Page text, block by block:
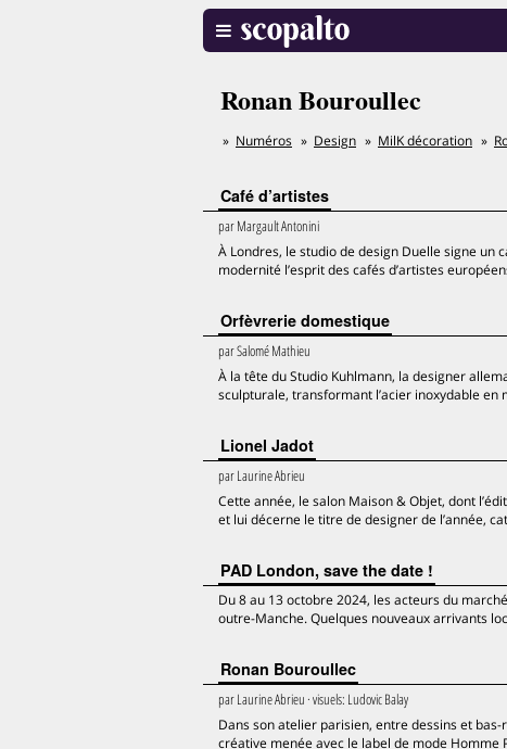
Ronan Bouroullec
Numéros Design MilK décoration
Café d’artistes
parMargault Antonini
À Londres, le studio de design Duelle signe un
modernité l’esprit des cafés d’artistes
Orfèvrerie domestique
parSalomé Mathieu
À la tête du Studio Kuhlmann, la designer
sculpturale, transformant l’acier inoxydable
Lionel Jadot
parLaurine Abrieu
Cette année, le salon Maison & Objet, dont
et lui décerne le titre de designer de l’année,
PAD London, save the date !
Du 8 au 13 octobre 2024, les acteurs du
outre-Manche. Quelques nouveaux arrivants
Ronan Bouroullec
parLaurine Abrieu · visuels: Ludovic Balay
Dans son atelier parisien, entre dessins et
créative menée avec le label de mode Homme